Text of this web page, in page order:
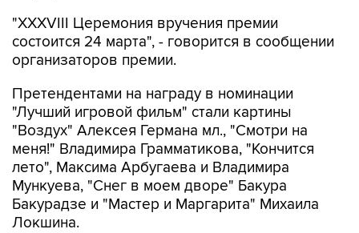
"XXXVIII Церемония вручения премии
состоится 24 марта", - говорится в сообщении
организаторов премии.
Претендентами на награду в номинации
"Лучший игровой фильм" стали картины
"Воздух" Алексея Германа мл., "Смотри на
меня!" Владимира Грамматикова, "Кончится
лето", Максима Арбугаева и Владимира
Мункуева, "Снег в моем дворе" Бакура
Бакурадзе и "Мастер и Маргарита" Михаила
Локшина.